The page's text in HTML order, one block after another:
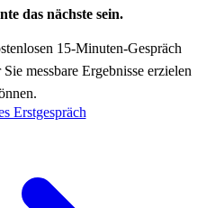
das nächste sein.
15-Minuten-Gespräch
messbare Ergebnisse erzielen
Erstgespräch